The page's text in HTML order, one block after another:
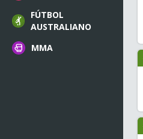
FÚTBOL
AUSTRALIANO
MMA